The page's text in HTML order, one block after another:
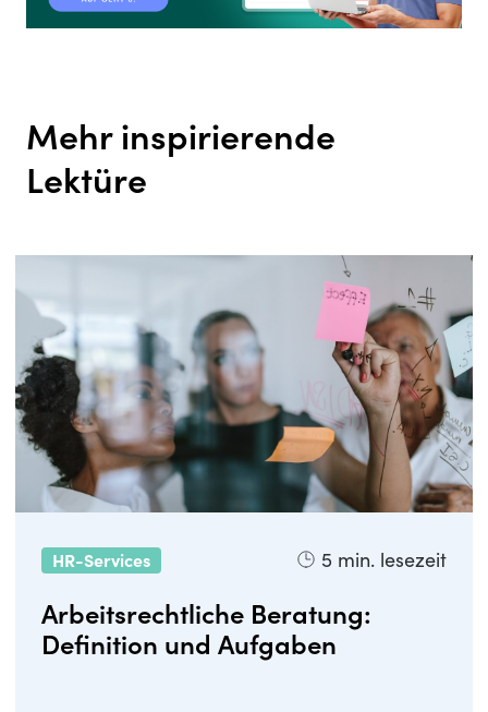
Mehr inspirierende
Lektüre
HR-Services 5 min. lesezeit
Arbeitsrechtliche Beratung:
Definition und Aufgaben